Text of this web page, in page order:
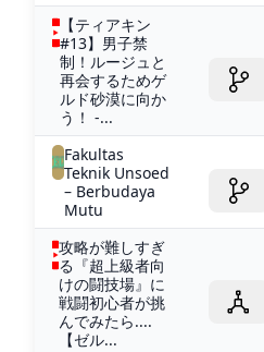
【ティアキン
#13】男子禁
制！ルージュと
再会するためゲ
ルド砂漠に向か
う！ -...
Fakultas
Teknik Unsoed
– Berbudaya
Mutu
攻略が難しすぎ
る『超上級者向
けの闘技場』に
戦闘初心者が挑
んでみたら....
【ゼル...